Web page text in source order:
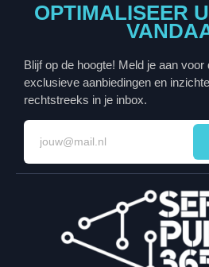
OPTIMALISEER
Blijf op de hoogte! Meld je aan
exclusieve aanbiedingen en
rechtstreeks in je inbox.